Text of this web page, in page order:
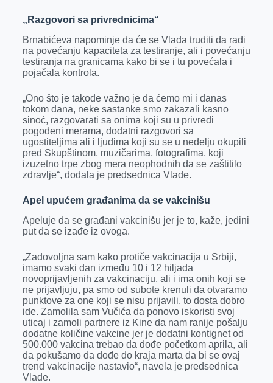
„Razgovori sa privrednicima“
Brnabićeva napominje da će se Vlada truditi da radi
na povećanju kapaciteta za testiranje, ali i povećanju
testiranja na granicama kako bi se i tu povećala i
pojačala kontrola.
„Ono što je takođe važno je da ćemo mi i danas
tokom dana, neke sastanke smo zakazali kasno
sinoć, razgovarati sa onima koji su u privredi
pogođeni merama, dodatni razgovori sa
ugostiteljima ali i ljudima koji su se u nedelju okupili
pred Skupštinom, muzičarima, fotografima, koji
izuzetno trpe zbog mera neophodnih da se zaštitilo
zdravlje“, dodala je predsednica Vlade.
Apel upućem građanima da se vakcinišu
Apeluje da se građani vakcinišu jer je to, kaže, jedini
put da se izađe iz ovoga.
„Zadovoljna sam kako protiče vakcinacija u Srbiji,
imamo svaki dan između 10 i 12 hiljada
novoprijavljenih za vakcinaciju, ali i ima onih koji se
ne prijavljuju, pa smo od subote krenuli da otvaramo
punktove za one koji se nisu prijavili, to dosta dobro
ide. Zamolila sam Vučića da ponovo iskoristi svoj
uticaj i zamoli partnere iz Kine da nam ranije pošalju
dodatne količine vakcine jer je dodatni kontignet od
500.000 vakcina trebao da dođe početkom aprila, ali
da pokušamo da dođe do kraja marta da bi se ovaj
trend vakcinacije nastavio“, navela je predsednica
Vlade.